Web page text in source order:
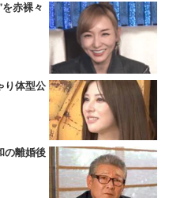
赤裸々
り体型公
の離婚後